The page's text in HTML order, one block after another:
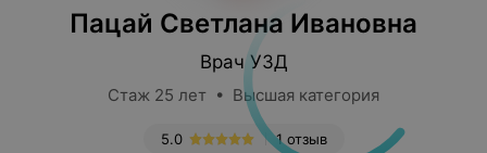
Пацай Светлана Ивановна
Врач УЗД
Стаж 25 лет • Высшая категория
1 отзыв
5.0